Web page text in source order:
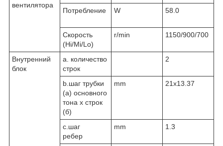
вентилятора
Потребление
W 58.0
Скорость
(Hi/Mi/Lo)
r/min 1150/900/700
Внутренний
блок
а. количество
строк
2
b.шаг трубки
(а) основного
тона х строк
(б)
mm 21x13.37
c.шаг
ребер
mm 1.3